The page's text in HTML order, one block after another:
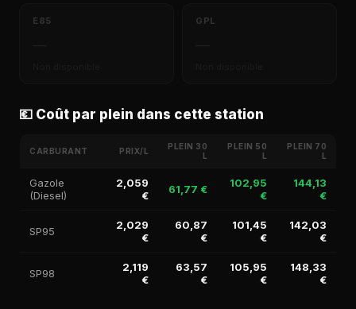
E85 GPL
💶 Coût par plein dans cette station
CARBURANT PRIX/L
PLEIN 30
L
PLEIN 50
L
PLEIN 70
L
Gazole
(Diesel)
2,059
€
61,77 €
102,95
€
144,13
€
SP95
2,029
€
60,87
€
101,45
€
142,03
€
SP98
2,119
€
63,57
€
105,95
€
148,33
€